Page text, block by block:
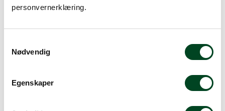
personvernerklæring.
Nødvendig
Egenskaper
Pris pr stk. Salgspakning: 6 stk